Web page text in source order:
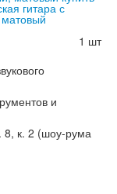
гитара с
1 шт
и
8, к. 2 (шоу-рума